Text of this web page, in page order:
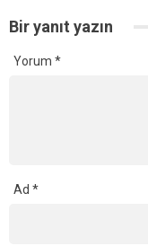
Bir yanıt yazın
Yorum *
Ad *